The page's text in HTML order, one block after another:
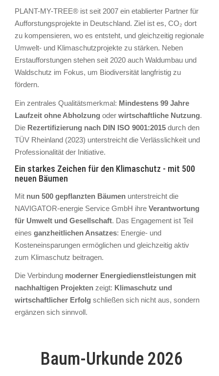
PLANT-MY-TREE® ist seit 2007 ein etablierter Partner für
Aufforstungsprojekte in Deutschland. Ziel ist es, CO₂ dort
zu kompensieren, wo es entsteht, und gleichzeitig regionale
Umwelt- und Klimaschutzprojekte zu stärken. Neben
Erstaufforstungen stehen seit 2020 auch Waldumbau und
Waldschutz im Fokus, um Biodiversität langfristig zu
fördern.
Ein zentrales Qualitätsmerkmal: Mindestens 99 Jahre
Laufzeit ohne Abholzung oder wirtschaftliche Nutzung.
Die Rezertifizierung nach DIN ISO 9001:2015 durch den
TÜV Rheinland (2023) unterstreicht die Verlässlichkeit und
Professionalität der Initiative.
Ein starkes Zeichen für den Klimaschutz - mit 500
neuen Bäumen
Mit nun 500 gepflanzten Bäumen unterstreicht die
NAVIGATOR-energie Service GmbH ihre Verantwortung
für Umwelt und Gesellschaft. Das Engagement ist Teil
eines ganzheitlichen Ansatzes: Energie- und
Kosteneinsparungen ermöglichen und gleichzeitig aktiv
zum Klimaschutz beitragen.
Die Verbindung moderner Energiedienstleistungen mit
nachhaltigen Projekten zeigt: Klimaschutz und
wirtschaftlicher Erfolg schließen sich nicht aus, sondern
ergänzen sich sinnvoll.
Baum-Urkunde 2026